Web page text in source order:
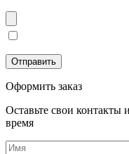
Оформить заказ
Оставьте свои
время